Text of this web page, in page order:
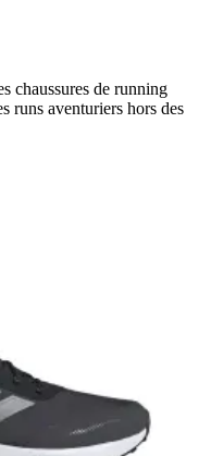
chaussures de running
runs aventuriers hors des